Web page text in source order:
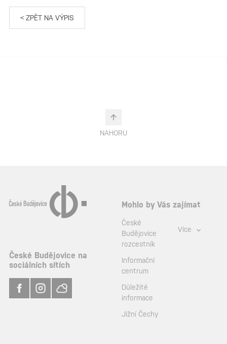
< ZPĚT NA VÝPIS
NAHORU
České Budějovice na
sociálních sítích
Mohlo by Vás zajímat
České
Budějovice
rozcestník
Informační
centrum
Důležité
informace
Jižní Čechy
Více